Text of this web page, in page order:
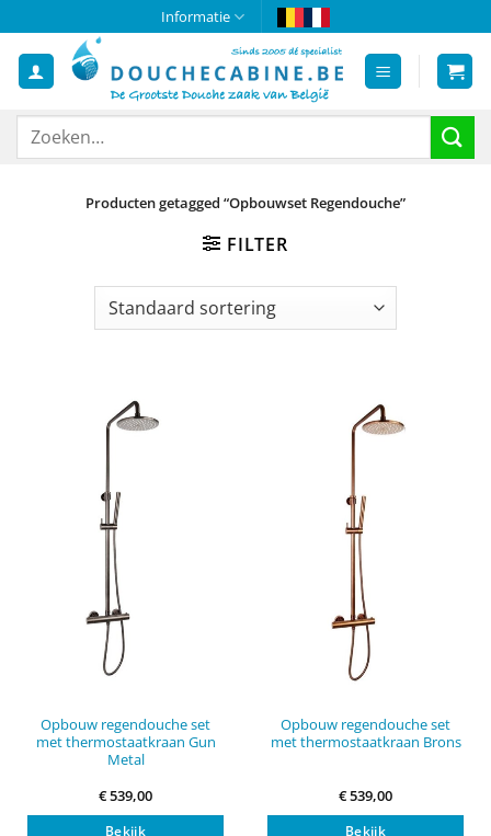
naar
inhoud
Informatie
Zoeken
Producten getagged “Opbouwset Regendouche”
FILTER
Opbouw regendouche set
met thermostaatkraan Gun
Metal
€539,00
Bekijk
Opbouw regendouche set
met thermostaatkraan Brons
€539,00
Bekijk